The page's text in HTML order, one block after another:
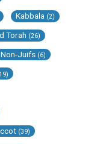
Kabbala (2)
Torah (26)
Non-Juifs (6)
(39)